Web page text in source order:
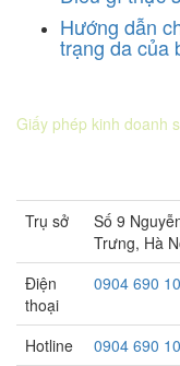
Hướng dẫn
trạng da của
Giấy phép kinh doanh
Trụ sở
Số 9
Trưng, Hà
Điện
thoại
0904 690
Hotline
0904 690